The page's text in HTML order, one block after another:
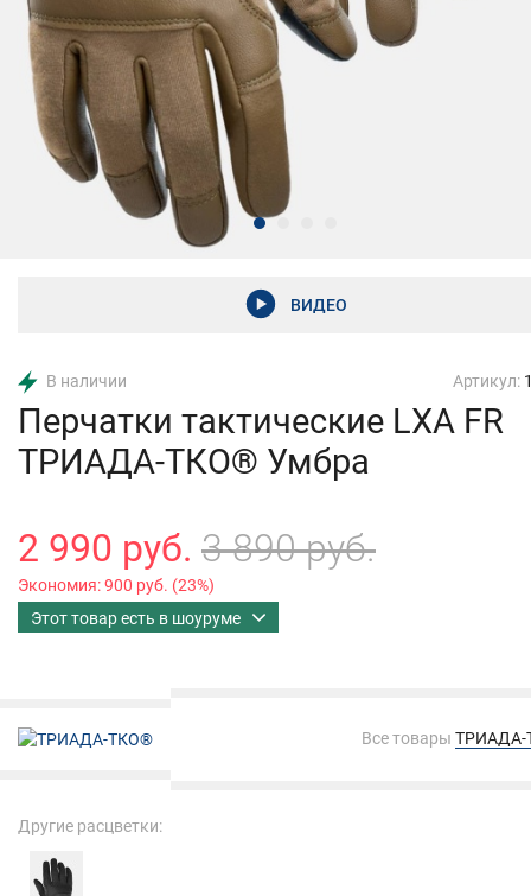
ВИДЕО
В наличии Артикул:
Перчатки тактические LXA FR
ТРИАДА-ТКО® Умбра
2 990 руб. 3 890 руб.
Экономия:900 руб. (23%)
Этот товар есть в шоуруме
Все товары
Другие расцветки: